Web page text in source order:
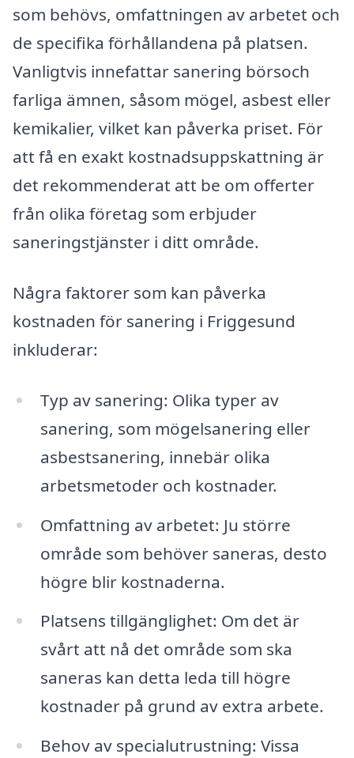
som behövs, omfattningen av arbetet och
de specifika förhållandena på platsen.
Vanligtvis innefattar sanering börsoch
farliga ämnen, såsom mögel, asbest eller
kemikalier, vilket kan påverka priset. För
att få en exakt kostnadsuppskattning är
det rekommenderat att be om offerter
från olika företag som erbjuder
saneringstjänster i ditt område.
Några faktorer som kan påverka
kostnaden för sanering i Friggesund
inkluderar:
Typ av sanering: Olika typer av
sanering, som mögelsanering eller
asbestsanering, innebär olika
arbetsmetoder och kostnader.
Omfattning av arbetet: Ju större
område som behöver saneras, desto
högre blir kostnaderna.
Platsens tillgänglighet: Om det är
svårt att nå det område som ska
saneras kan detta leda till högre
kostnader på grund av extra arbete.
Behov av specialutrustning: Vissa